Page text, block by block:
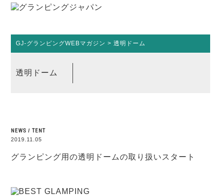
GJ-グランピングWEBマガジン >透明ドーム
透明ドーム
NEWS /TENT
2019.11.05
グランピング用の透明ドームの取り扱いスタート